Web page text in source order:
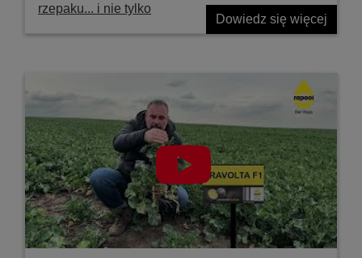
rzepaku... i nie tylko
Dowiedz się więcej